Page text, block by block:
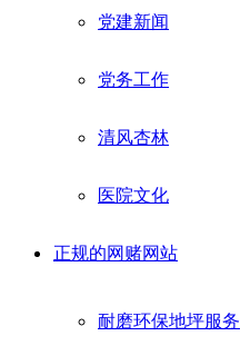
党建新闻
党务工作
清风杏林
医院文化
正规的网赌网站
耐磨环保地坪服务